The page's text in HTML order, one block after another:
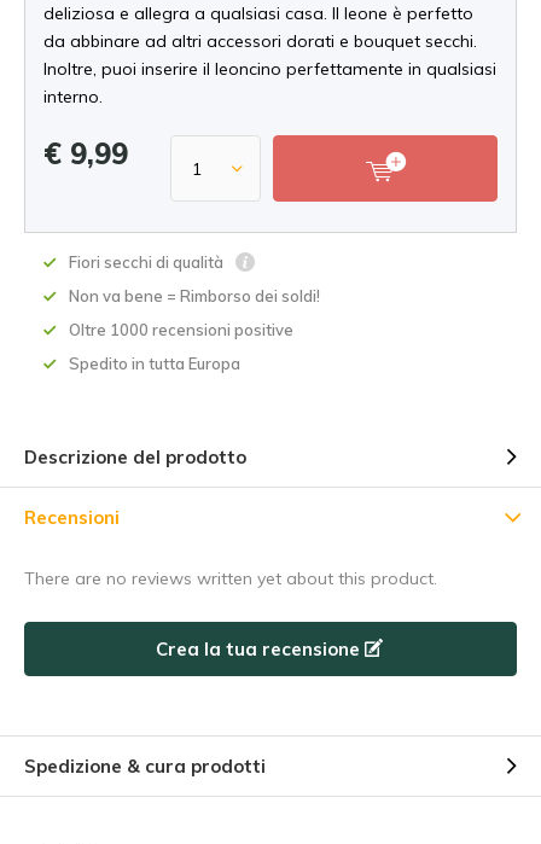
deliziosa e allegra a qualsiasi casa. Il leone è perfetto
da abbinare ad altri accessori dorati e bouquet secchi.
Inoltre, puoi inserire il leoncino perfettamente in qualsiasi
interno.
€ 9,99
Fiori secchi di qualità
Non va bene = Rimborso dei soldi!
Oltre 1000 recensioni positive
Spedito in tutta Europa
Descrizione del prodotto
Recensioni
There are no reviews written yet about this product.
Crea la tua recensione
Spedizione & cura prodotti
5% di sconto
aggiornati sui nostri ultimi prodotti e ottenere unosconto del
Abbonarsi